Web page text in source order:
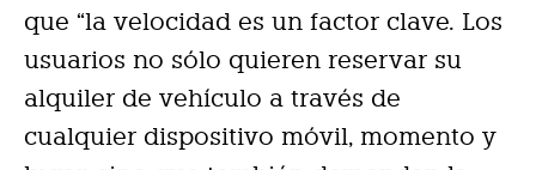
que “la velocidad es un factor clave. Los
usuarios no sólo quieren reservar su
alquiler de vehículo a través de
cualquier dispositivo móvil, momento y